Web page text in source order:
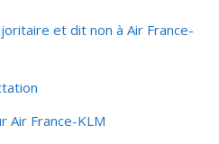
et dit non à Air France-
Air France-KLM